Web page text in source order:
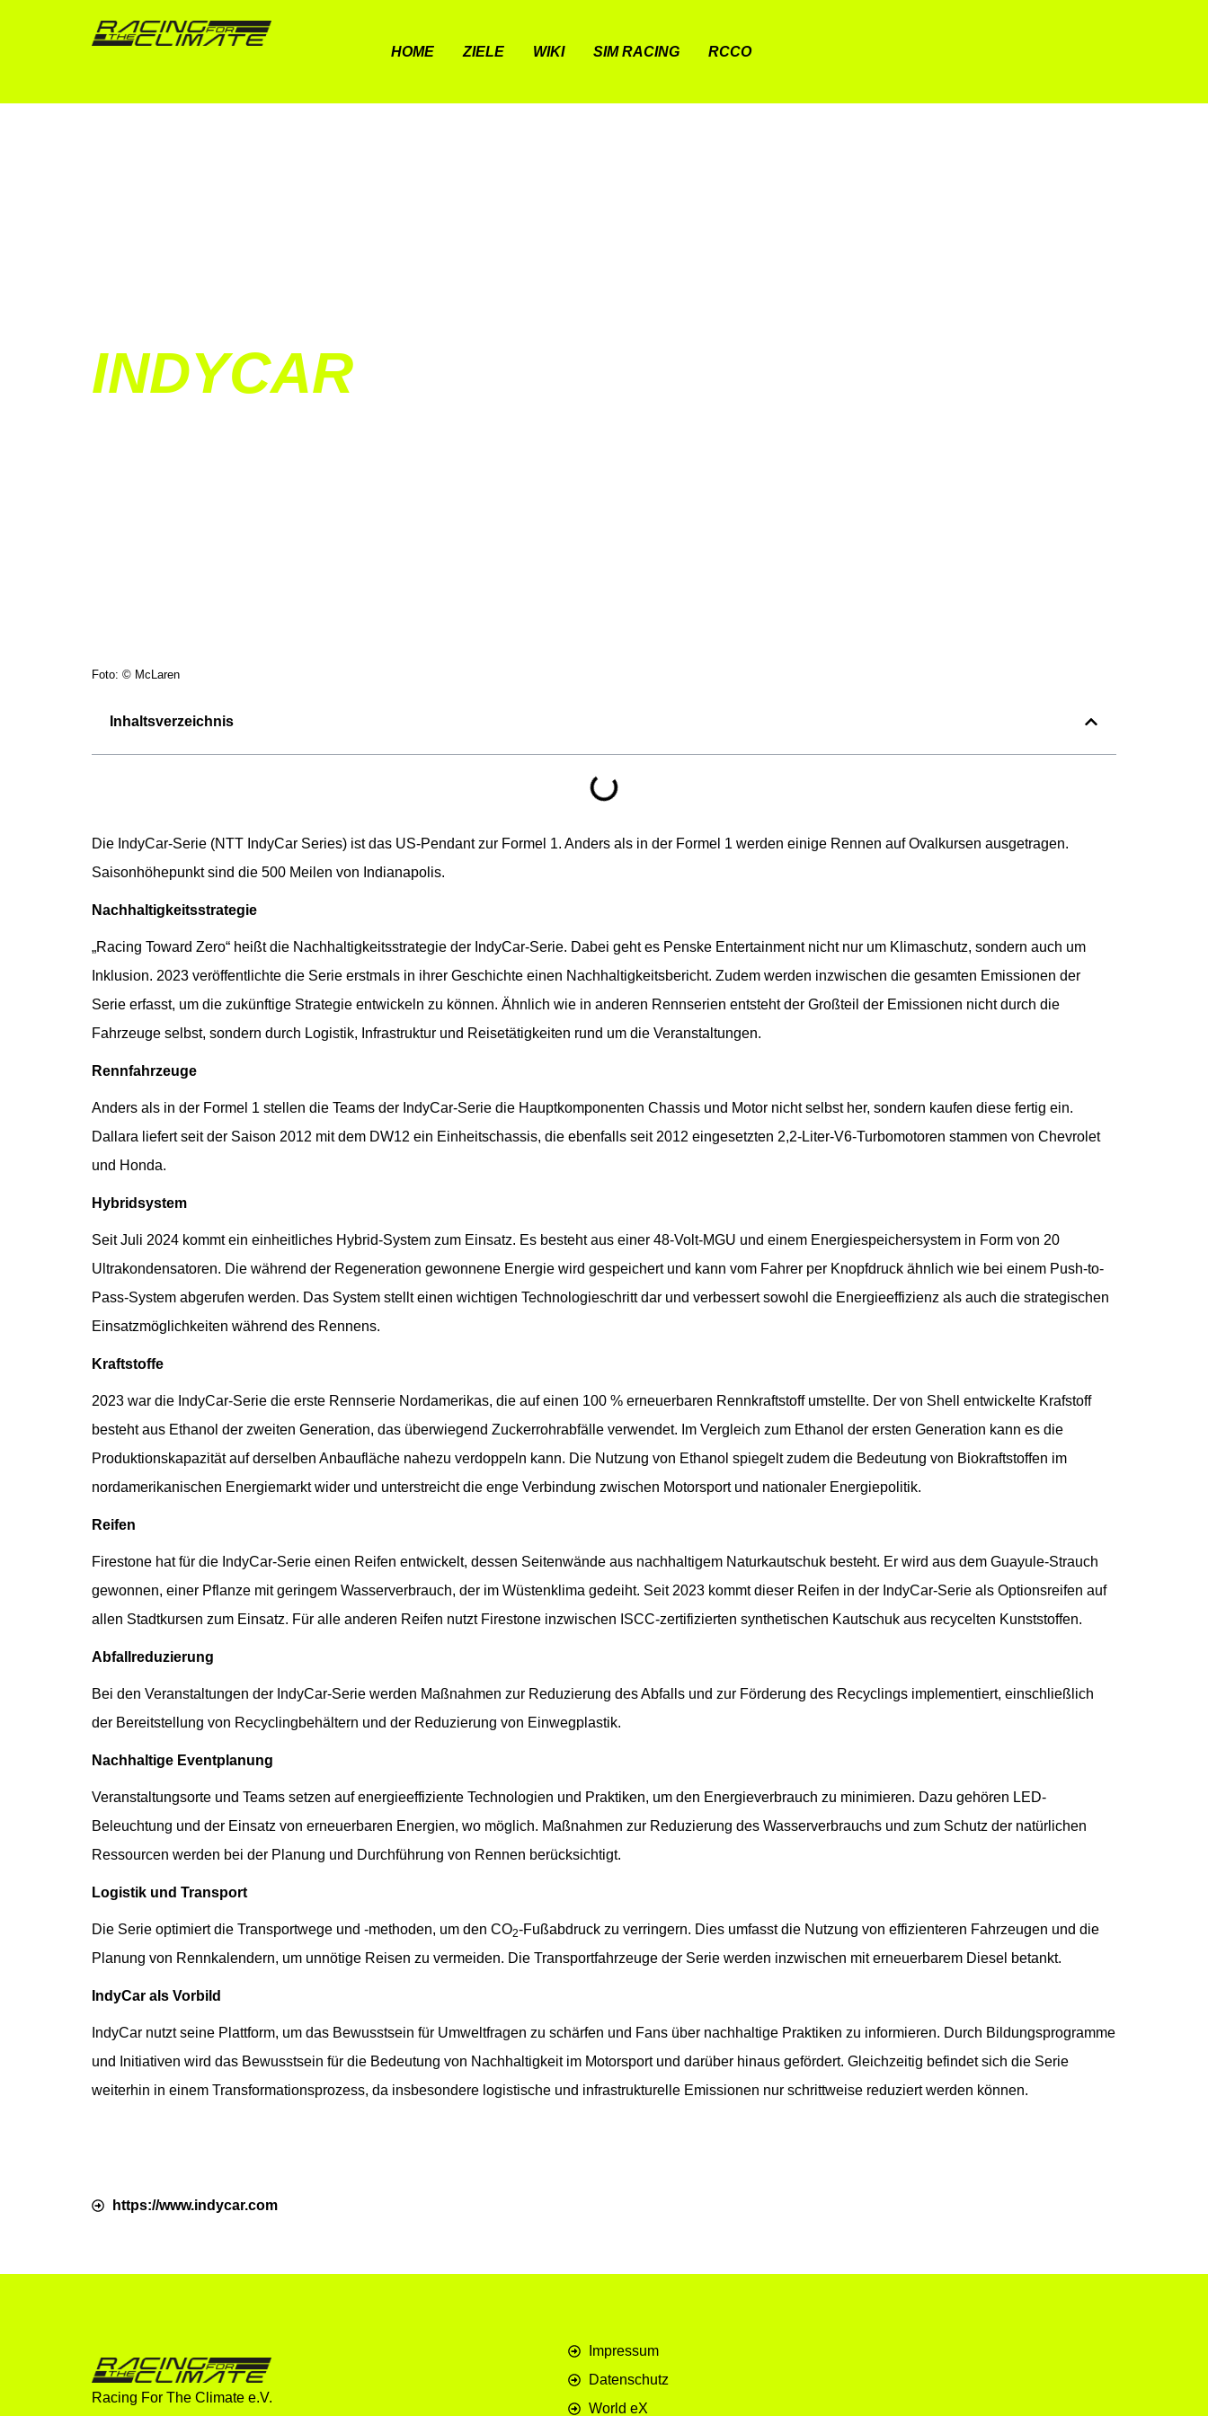
HOME ZIELE WIKI SIM RACING RCCO
INDYCAR
Foto: © McLaren
Inhaltsverzeichnis
Die IndyCar-Serie (NTT IndyCar Series) ist das US-Pendant zur Formel 1. Anders als in der Formel 1 werden einige Rennen auf Ovalkursen ausgetragen.
Saisonhöhepunkt sind die 500 Meilen von Indianapolis.
Nachhaltigkeitsstrategie
„Racing Toward Zero“ heißt die Nachhaltigkeitsstrategie der IndyCar-Serie. Dabei geht es Penske Entertainment nicht nur um Klimaschutz, sondern auch um
Inklusion. 2023 veröffentlichte die Serie erstmals in ihrer Geschichte einen Nachhaltigkeitsbericht. Zudem werden inzwischen die gesamten Emissionen der
Serie erfasst, um die zukünftige Strategie entwickeln zu können. Ähnlich wie in anderen Rennserien entsteht der Großteil der Emissionen nicht durch die
Fahrzeuge selbst, sondern durch Logistik, Infrastruktur und Reisetätigkeiten rund um die Veranstaltungen.
Rennfahrzeuge
Anders als in der Formel 1 stellen die Teams der IndyCar-Serie die Hauptkomponenten Chassis und Motor nicht selbst her, sondern kaufen diese fertig ein.
Dallara liefert seit der Saison 2012 mit dem DW12 ein Einheitschassis, die ebenfalls seit 2012 eingesetzten 2,2-Liter-V6-Turbomotoren stammen von Chevrolet
und Honda.
Hybridsystem
Seit Juli 2024 kommt ein einheitliches Hybrid-System zum Einsatz. Es besteht aus einer 48-Volt-MGU und einem Energiespeichersystem in Form von 20
Ultrakondensatoren. Die während der Regeneration gewonnene Energie wird gespeichert und kann vom Fahrer per Knopfdruck ähnlich wie bei einem Push-to-
Pass-System abgerufen werden. Das System stellt einen wichtigen Technologieschritt dar und verbessert sowohl die Energieeffizienz als auch die strategischen
Einsatzmöglichkeiten während des Rennens.
Kraftstoffe
2023 war die IndyCar-Serie die erste Rennserie Nordamerikas, die auf einen 100 % erneuerbaren Rennkraftstoff umstellte. Der von Shell entwickelte Krafstoff
besteht aus Ethanol der zweiten Generation, das überwiegend Zuckerrohrabfälle verwendet. Im Vergleich zum Ethanol der ersten Generation kann es die
Produktionskapazität auf derselben Anbaufläche nahezu verdoppeln kann. Die Nutzung von Ethanol spiegelt zudem die Bedeutung von Biokraftstoffen im
nordamerikanischen Energiemarkt wider und unterstreicht die enge Verbindung zwischen Motorsport und nationaler Energiepolitik.
Reifen
Firestone hat für die IndyCar-Serie einen Reifen entwickelt, dessen Seitenwände aus nachhaltigem Naturkautschuk besteht. Er wird aus dem Guayule-Strauch
gewonnen, einer Pflanze mit geringem Wasserverbrauch, der im Wüstenklima gedeiht. Seit 2023 kommt dieser Reifen in der IndyCar-Serie als Optionsreifen auf
allen Stadtkursen zum Einsatz. Für alle anderen Reifen nutzt Firestone inzwischen ISCC-zertifizierten synthetischen Kautschuk aus recycelten Kunststoffen.
Abfallreduzierung
Bei den Veranstaltungen der IndyCar-Serie werden Maßnahmen zur Reduzierung des Abfalls und zur Förderung des Recyclings implementiert, einschließlich
der Bereitstellung von Recyclingbehältern und der Reduzierung von Einwegplastik.
Nachhaltige Eventplanung
Veranstaltungsorte und Teams setzen auf energieeffiziente Technologien und Praktiken, um den Energieverbrauch zu minimieren. Dazu gehören LED-
Beleuchtung und der Einsatz von erneuerbaren Energien, wo möglich. Maßnahmen zur Reduzierung des Wasserverbrauchs und zum Schutz der natürlichen
Ressourcen werden bei der Planung und Durchführung von Rennen berücksichtigt.
Logistik und Transport
Die Serie optimiert die Transportwege und -methoden, um den CO2-Fußabdruck zu verringern. Dies umfasst die Nutzung von effizienteren Fahrzeugen und die
Planung von Rennkalendern, um unnötige Reisen zu vermeiden. Die Transportfahrzeuge der Serie werden inzwischen mit erneuerbarem Diesel betankt.
IndyCar als Vorbild
IndyCar nutzt seine Plattform, um das Bewusstsein für Umweltfragen zu schärfen und Fans über nachhaltige Praktiken zu informieren. Durch Bildungsprogramme
und Initiativen wird das Bewusstsein für die Bedeutung von Nachhaltigkeit im Motorsport und darüber hinaus gefördert. Gleichzeitig befindet sich die Serie
weiterhin in einem Transformationsprozess, da insbesondere logistische und infrastrukturelle Emissionen nur schrittweise reduziert werden können.
https://www.indycar.com
Racing For The Climate e.V.
Impressum
Datenschutz
World eX